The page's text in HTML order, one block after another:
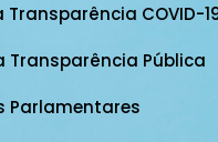
Transparência COVID-
Transparência Pública
Parlamentares